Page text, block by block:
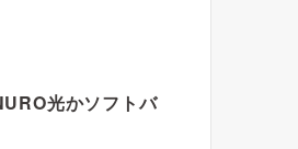
光かソフトバ